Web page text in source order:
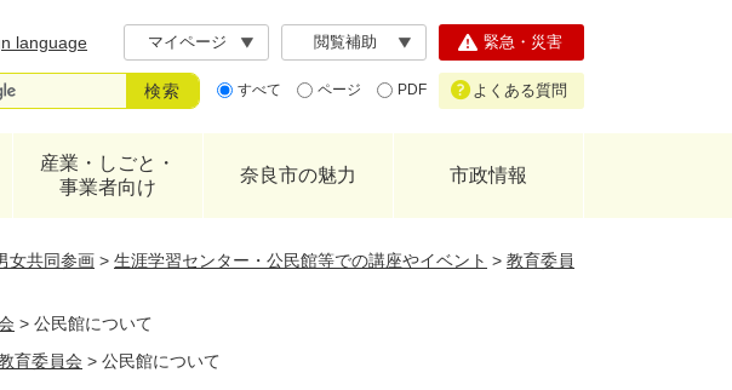
language マイページ 閲覧補助
すべて ページ PDF
緊急・災害
よくある質問
産業・しごと・
事業者向け
奈良市の魅力 市政情報
女共同参画 > 生涯学習センター・公民館等での講座やイベント > 教育委員
> 公民館について
育委員会 > 公民館について